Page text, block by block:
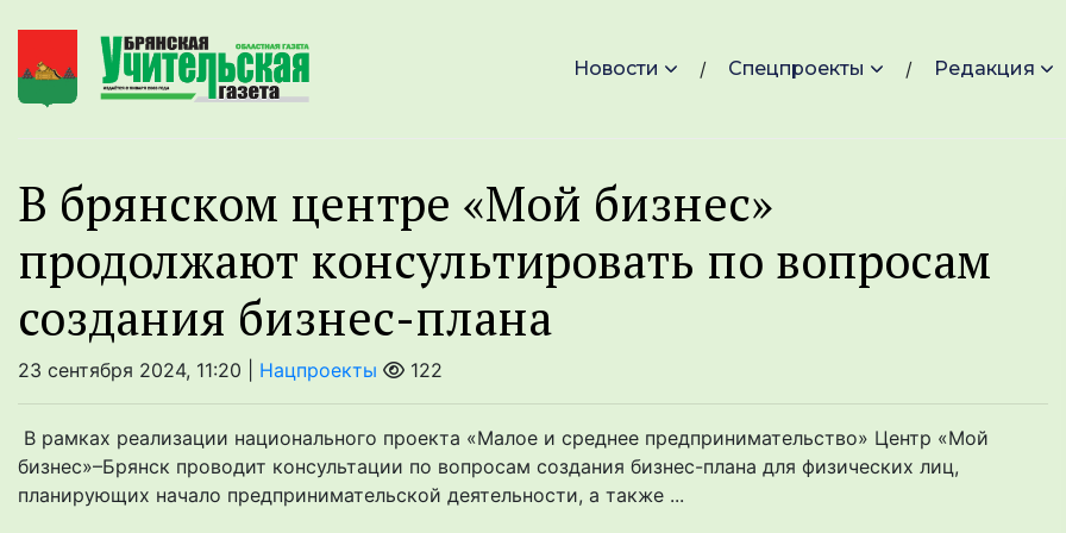
Новости Спецпроекты Редакция
В брянском центре «Мой бизнес»
продолжают консультировать по вопросам
создания бизнес-плана
23 сентября 2024, 11:20 | Нацпроекты 122
В рамках реализации национального проекта «Малое и среднее предпринимательство» Центр «Мой
бизнес»–Брянск проводит консультации по вопросам создания бизнес-плана для физических лиц,
планирующих начало предпринимательской деятельности, а также ...